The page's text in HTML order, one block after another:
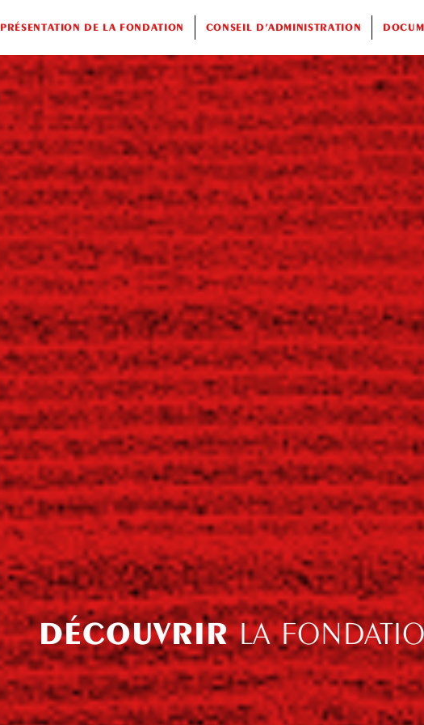
PRÉSENTATION DE LA FONDATION CONSEIL D’ADMINISTRATION
DÉCOUVRIRLA